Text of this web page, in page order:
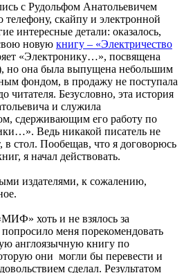
с Рудольфом Анатольевичем
телефону, скайпу и электронной
интересные детали: оказалось,
новую книгу – «Электричество
«Электронику…», посвящена
но она была выпущена небольшим
фондом, в продажу не поступала
читателя. Безусловно, эта история
и служила
сдерживающим его работу по
Ведь никакой писатель не
в стол. Пообещав, что я договорюсь
я начал действовать.
издателями, к сожалению,
хоть и не взялось за
меня порекомендовать
англоязычную книгу по
они могли бы перевести и
сделал. Результатом